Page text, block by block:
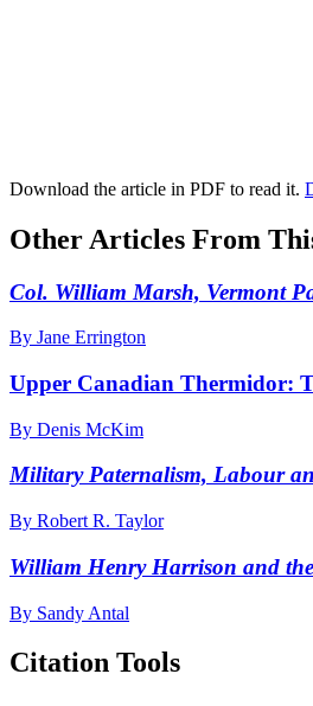
Download the article in PDF to read it.
Other Articles From
Col. William Marsh, Vermont
By Jane Errington
Upper Canadian Thermidor:
By Denis McKim
Military Paternalism, Labour
By Robert R. Taylor
William Henry Harrison and
By Sandy Antal
Citation Tools